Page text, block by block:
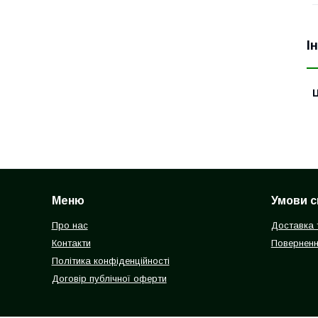
Меню
Про нас
Контакти
Політика конфіденційності
Договір публічної оферти
Умови
Доставка